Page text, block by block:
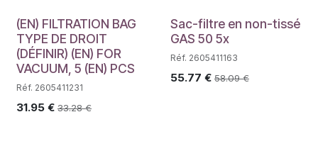
(EN) FILTRATION BAG
TYPE DE DROIT
(DÉFINIR) (EN) FOR
VACUUM, 5 (EN) PCS
Réf. 2605411231
31.95 € 33.28€
Sac-filtre en non-tissé
GAS 50 5x
Réf. 2605411163
55.77 € 58.09€